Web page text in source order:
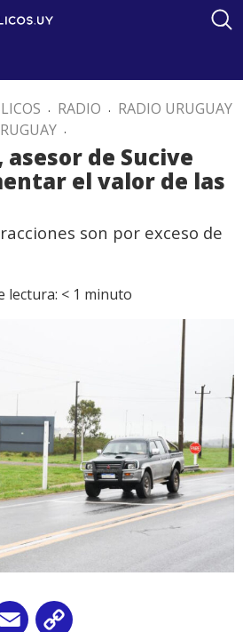
. RADIO . RADIO URUGUAY
.
asesor de Sucive
el valor de las
son por exceso de
lectura: < 1 minuto
Email